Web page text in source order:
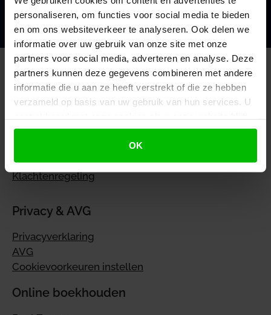
personaliseren, om functies voor social media te bieden
en om ons websiteverkeer te analyseren. Ook delen we
informatie over uw gebruik van onze site met onze
partners voor social media, adverteren en analyse. Deze
partners kunnen deze gegevens combineren met andere
informatie die u aan ze heeft verstrekt of die ze hebben
verzameld op basis van uw gebruik van hun services. U
gebruiken.
OK
Mijn voordeel berekenen
Disclaimer
Klachtenregeling
Privacy & AVG
Privacyverklaring
AVG
Cookievoorkeuren instellen
Online boekhouden